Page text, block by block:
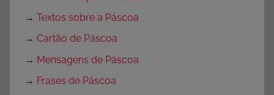
→ Textos sobre a Páscoa
→ Cartão de Páscoa
→ Mensagens de Páscoa
→ Frases de Páscoa